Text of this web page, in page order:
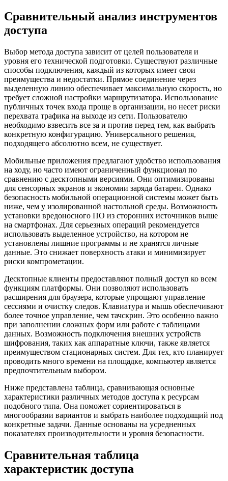
Сравнительный анализ инструментов
доступа
Выбор метода доступа зависит от целей пользователя и
уровня его технической подготовки. Существуют различные
способы подключения, каждый из которых имеет свои
преимущества и недостатки. Прямое соединение через
выделенную линию обеспечивает максимальную скорость, но
требует сложной настройки маршрутизатора. Использование
публичных точек входа проще в организации, но несет риски
перехвата трафика на выходе из сети. Пользователю
необходимо взвесить все за и против перед тем, как выбрать
конкретную конфигурацию. Универсального решения,
подходящего абсолютно всем, не существует.
Мобильные приложения предлагают удобство использования
на ходу, но часто имеют ограниченный функционал по
сравнению с десктопными версиями. Они оптимизированы
для сенсорных экранов и экономии заряда батареи. Однако
безопасность мобильной операционной системы может быть
ниже, чем у изолированной настольной среды. Возможность
установки вредоносного ПО из сторонних источников выше
на смартфонах. Для серьезных операций рекомендуется
использовать выделенное устройство, на котором не
установлены лишние программы и не хранятся личные
данные. Это снижает поверхность атаки и минимизирует
риски компрометации.
Десктопные клиенты предоставляют полный доступ ко всем
функциям платформы. Они позволяют использовать
расширения для браузера, которые упрощают управление
сессиями и очистку следов. Клавиатура и мышь обеспечивают
более точное управление, чем тачскрин. Это особенно важно
при заполнении сложных форм или работе с таблицами
данных. Возможность подключения внешних устройств
шифрования, таких как аппаратные ключи, также является
преимуществом стационарных систем. Для тех, кто планирует
проводить много времени на площадке, компьютер является
предпочтительным выбором.
Ниже представлена таблица, сравнивающая основные
характеристики различных методов доступа к ресурсам
подобного типа. Она поможет сориентироваться в
многообразии вариантов и выбрать наиболее подходящий под
конкретные задачи. Данные основаны на усредненных
показателях производительности и уровня безопасности.
Сравнительная таблица
характеристик доступа